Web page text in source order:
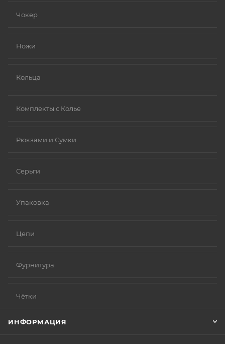
Чокер
Ножи
Кольца
Комплекты с Колье
Рюкзами и Сумки
Серьги
Упаковка
Цепи
Фурнитура
Чётки
ИНФОРМАЦИЯ